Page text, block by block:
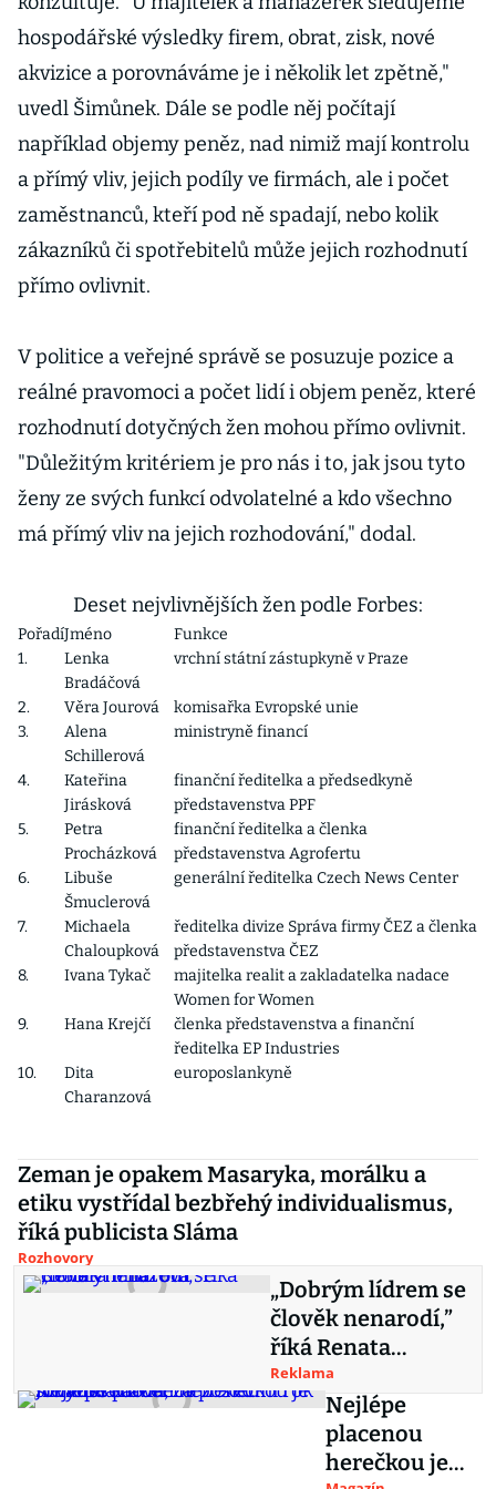
hospodářské výsledky firem, obrat, zisk, nové
akvizice a porovnáváme je i několik let zpětně,"
uvedl Šimůnek. Dále se podle něj počítají
například objemy peněz, nad nimiž mají kontrolu
a přímý vliv, jejich podíly ve firmách, ale i počet
zaměstnanců, kteří pod ně spadají, nebo kolik
zákazníků či spotřebitelů může jejich rozhodnutí
přímo ovlivnit.
V politice a veřejné správě se posuzuje pozice a
reálné pravomoci a počet lidí i objem peněz, které
rozhodnutí dotyčných žen mohou přímo ovlivnit.
"Důležitým kritériem je pro nás i to, jak jsou tyto
ženy ze svých funkcí odvolatelné a kdo všechno
má přímý vliv na jejich rozhodování," dodal.
Deset nejvlivnějších žen podle Forbes:
PořadíJméno
Funkce
1.
Lenka
Bradáčová
vrchní státní zástupkyně v Praze
2. Věra Jourová
komisařka Evropské unie
3.
Alena
Schillerová
ministryně financí
4.
Kateřina
Jirásková
finanční ředitelka a předsedkyně
představenstva PPF
5.
Petra
Procházková
finanční ředitelka a členka
představenstva Agrofertu
6.
Libuše
Šmuclerová
generální ředitelka Czech News Center
7.
Michaela
Chaloupková
ředitelka divize Správa firmy ČEZ a členka
představenstva ČEZ
8.
Ivana Tykač
majitelka realit a zakladatelka nadace
Women for Women
9.
Hana Krejčí
členka představenstva a finanční
ředitelka EP Industries
10.
Dita
Charanzová
europoslankyně
Zeman je opakem Masaryka, morálku a
etiku vystřídal bezbřehý individualismus,
říká publicista Sláma
Rozhovory
„Dobrým lídrem se
člověk nenarodí,”
říká Renata
Mrázová
Reklama
Nejlépe
placenou
herečkou je